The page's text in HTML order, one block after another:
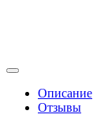
Описание
Отзывы